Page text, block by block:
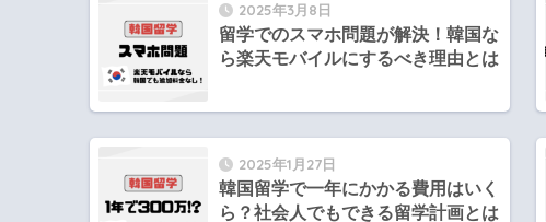
2025年3月8日
留学でのスマホ問題が解決！韓国な
ら楽天モバイルにするべき理由とは
2025年1月27日
韓国留学で一年にかかる費用はいく
ら？社会人でもできる留学計画とは